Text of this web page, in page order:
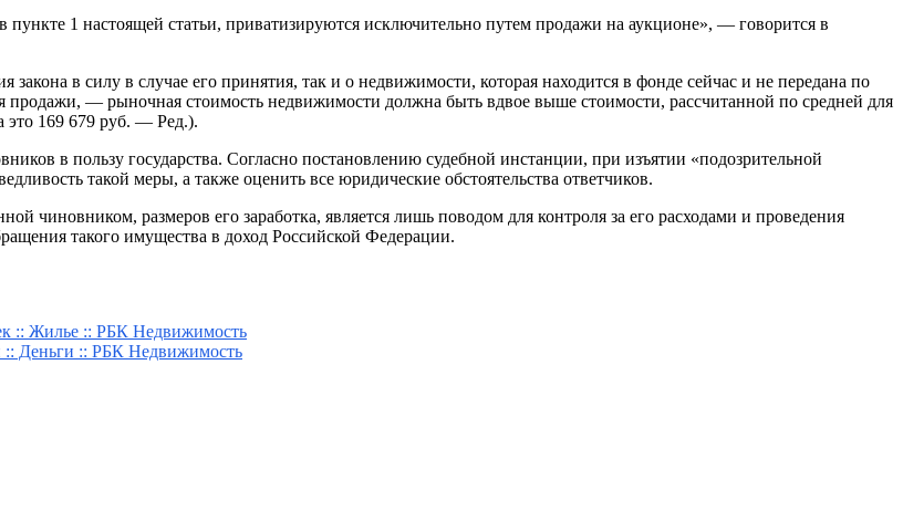
1 настоящей статьи, приватизируются исключительно путем продажи на аукционе», — говорится в
закона в силу в случае его принятия, так и о недвижимости, которая находится в фонде сейчас и не передана по
продажи, — рыночная стоимость недвижимости должна быть вдвое выше стоимости, рассчитанной по средней для
это 169 679 руб. — Ред.).
в пользу государства. Согласно постановлению судебной инстанции, при изъятии «подозрительной
такой меры, а также оценить все юридические обстоятельства ответчиков.
чиновником, размеров его заработка, является лишь поводом для контроля за его расходами и проведения
такого имущества в доход Российской Федерации.
:: Жилье :: РБК Недвижимость
:: Деньги :: РБК Недвижимость